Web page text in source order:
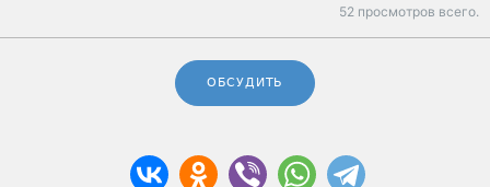
52 просмотров всего.
ОБСУДИТЬ